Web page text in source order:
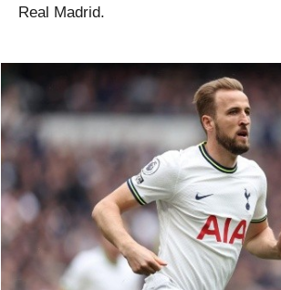
Real Madrid.